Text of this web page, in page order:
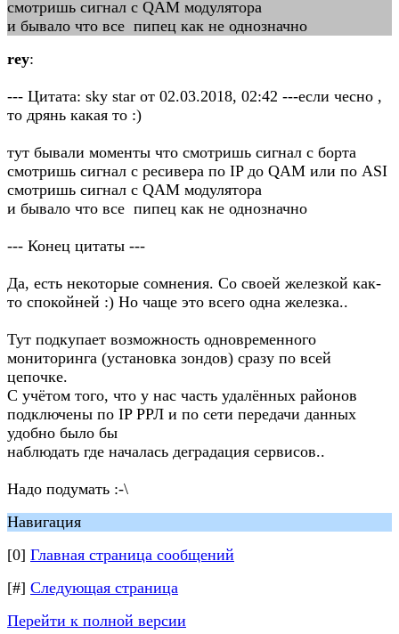
смотришь сигнал с QAM модулятора
и бывало что все пипец как не однозначно
rey:
--- Цитата: sky star от 02.03.2018, 02:42 ---если чесно ,
то дрянь какая то :)
тут бывали моменты что смотришь сигнал с борта
смотришь сигнал с ресивера по IP до QAM или по ASI
смотришь сигнал с QAM модулятора
и бывало что все пипец как не однозначно
--- Конец цитаты ---
Да, есть некоторые сомнения. Со своей железкой как-
то спокойней :) Но чаще это всего одна железка..
Тут подкупает возможность одновременного
мониторинга (установка зондов) сразу по всей
цепочке.
С учётом того, что у нас часть удалённых районов
подключены по IP РРЛ и по сети передачи данных
удобно было бы
наблюдать где началась деградация сервисов..
Надо подумать :-\
Навигация
[0] Главная страница сообщений
[#] Следующая страница
Перейти к полной версии